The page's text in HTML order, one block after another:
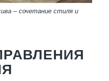
– сочетание стиля и